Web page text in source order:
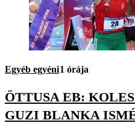
Egyéb egyéni1 órája
ÖTTUSA EB:
GUZI BLANKA